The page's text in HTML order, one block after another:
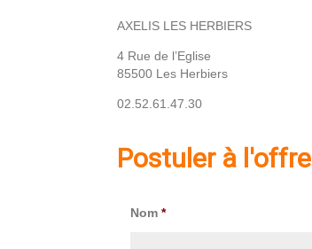
AXELIS LES HERBIERS
4 Rue de l’Eglise
85500 Les Herbiers
02.52.61.47.30
Postuler à l'offre
Nom *